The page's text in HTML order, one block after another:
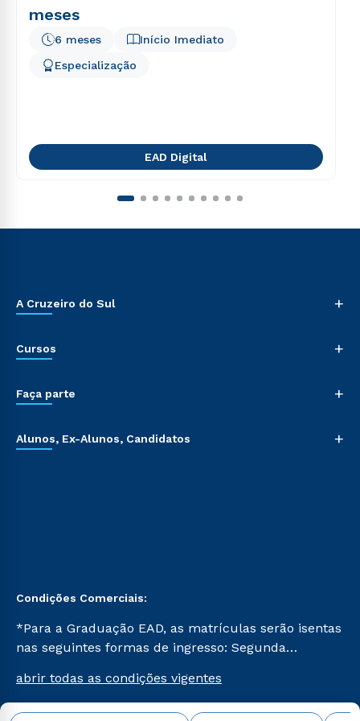
meses
Início Imediato
6 meses
Especialização
EAD Digital
A Cruzeiro do Sul +
Cursos +
Faça parte +
Alunos, Ex-Alunos, Candidatos +
Condições Comerciais:
*Para a Graduação EAD, as matrículas serão isentas
nas seguintes formas de ingresso: Segunda
Já para as demais, a taxa de matrícula será de R$
49. *Para a Pós-graduação EAD, as ofertas
abrir todas as condições vigentes